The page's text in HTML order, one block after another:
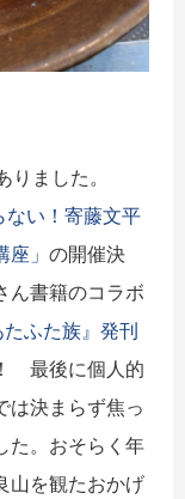
ました。
ない！寄藤文平
」 の開催決
書籍のコラボ
ふた族』発刊
最後に個人的
は決まらず焦っ
た。おそらく年
山を観たおかげ